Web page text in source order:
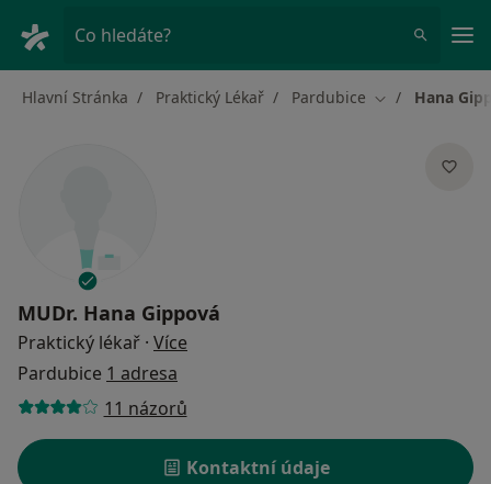
Co hledáte?
Hlavní Stránka Praktický Lékař Pardubice Změna města
Hana
MUDr. Hana Gippová
Praktický lékař · Více
Pardubice 1 adresa
11 názorů
Kontaktní údaje